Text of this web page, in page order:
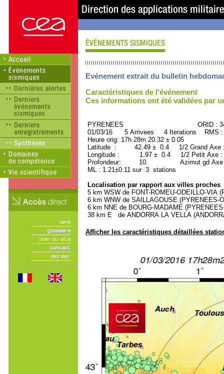
Evénement extrait du bulletin
Caractéristiques de l'événement
Ces informations ont été validées par
PYRENEES ORID :
01/03/16 5 Arrivees 4 Iterations RMS
Heure orig: 17h 28m 20.32 ± 0.05
Latitude : 42.49 ± 0.4 1/2 Grand
Longitude : 1.97 ± 0.4 1/2 Petit Axe
Profondeur: 10. Azimut gd Axe :
ML : 1.21±0.11 sur 3 stations
Localisation par rapport aux villes proches
5 km WSW de FONT-ROMEU-ODEILLO-VIA
6 km WNW de SAILLAGOUSE (PYRENEES-
6 km NNE de BOURG-MADAME
38 km E de ANDORRA LA VELLA
Afficher les caractéristiques détaillées